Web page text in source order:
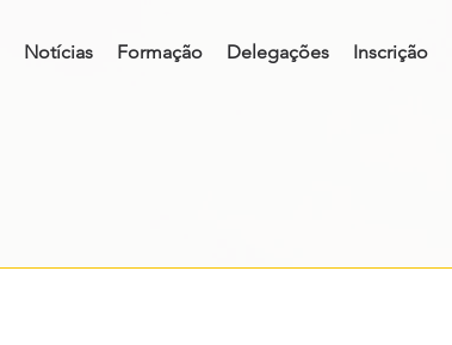
Notícias Formação Delegações Inscrição